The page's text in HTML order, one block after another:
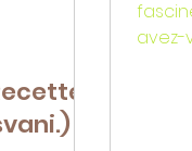
avez-